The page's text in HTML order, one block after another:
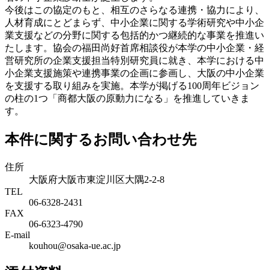
今後はこの協定のもと、相互のさらなる連携・協力により、
人材育成にとどまらず、中小企業に関する学術研究や中小企
業支援などの分野に関する包括的かつ継続的な事業を推進い
たします。協会の福田尚好首席相談役が本学の中小企業・経
営研究所の企業支援担当特別研究員に就き、本学における中
小企業支援施策や連携事業の企画に参画し、大阪の中小企業
を支援する取り組みを実施。本学が掲げる100周年ビジョン
の柱の1つ「商都大阪の原動力になる」を推進していきま
す。
本件に関するお問い合わせ先
住所
大阪府大阪市東淀川区大隅2-2-8
TEL
06-6328-2431
FAX
06-6323-4790
E-mail
kouhou@osaka-ue.ac.jp